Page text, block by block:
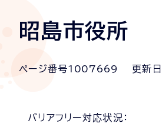
昭島市役所
ページ番号1007669 更新日
バリアフリー対応状況：